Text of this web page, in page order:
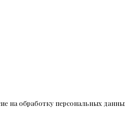
на обработку персональных